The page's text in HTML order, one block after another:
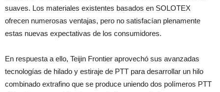
suaves. Los materiales existentes basados en SOLOTEX
ofrecen numerosas ventajas, pero no satisfacían plenamente
estas nuevas expectativas de los consumidores.
En respuesta a ello, Teijin Frontier aprovechó sus avanzadas
tecnologías de hilado y estiraje de PTT para desarrollar un hilo
combinado extrafino que se produce uniendo dos polímeros PTT